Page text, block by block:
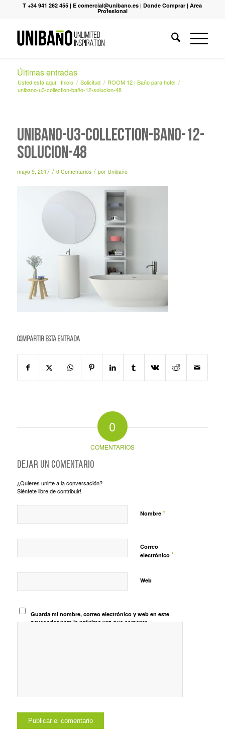
T +34 941 262 455 |E comercial@unibano.es |Donde Comprar |Area
Profesional
Últimas entradas
Usted está aquí: Inicio / Solicitud / ROOM 12 | Baño para hotel /
unibano-u3-collection-baño-12-solucion-48
unibano-u3-collection-baño-12-
solucion-48
mayo 9, 2017 / 0 Comentarios / por Unibaño
Compartir esta entrada
0
COMENTARIOS
Dejar un comentario
¿Quieres unirte a la conversación?
Siéntete libre de contribuir!
Nombre *
Correo
electrónico *
Web
Guarda mi nombre, correo electrónico y web en este
navegador para la próxima vez que comente.